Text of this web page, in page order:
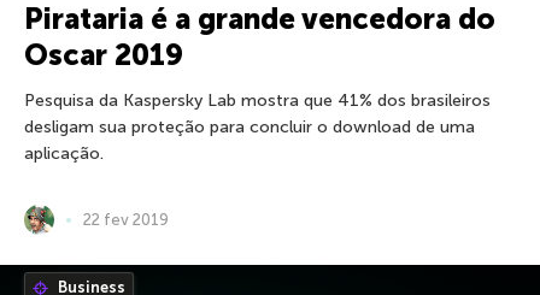
Pirataria é a grande vencedora do
Oscar 2019
Pesquisa da Kaspersky Lab mostra que 41% dos brasileiros
desligam sua proteção para concluir o download de uma
aplicação.
22 fev 2019
Business